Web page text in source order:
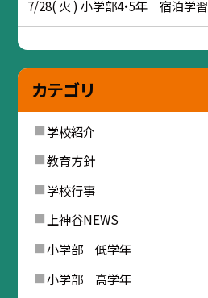
7/28( 火 ) 小学部4・5年 宿泊学習
カテゴリ
学校紹介
教育方針
学校行事
上神谷NEWS
小学部 低学年
小学部 高学年